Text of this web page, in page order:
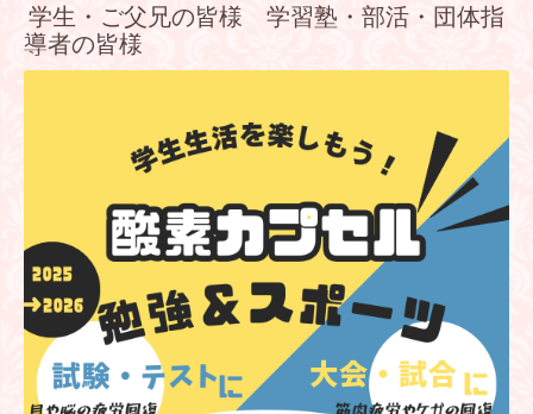
学生・ご父兄の皆様 学習塾・部活・団体指
導者の皆様